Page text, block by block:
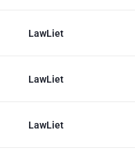
LawLiet
LawLiet
LawLiet